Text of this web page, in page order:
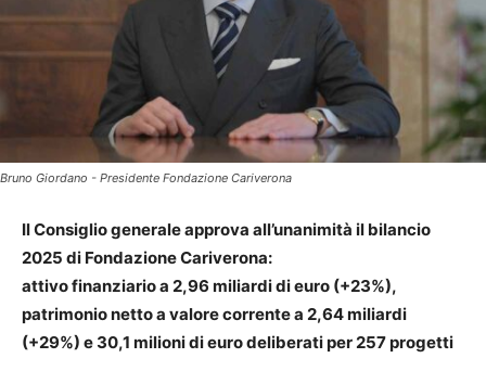
Bruno Giordano - Presidente Fondazione Cariverona
Il Consiglio generale approva all’unanimità il bilancio
2025 di Fondazione Cariverona:
attivo finanziario a 2,96 miliardi di euro (+23%),
patrimonio netto a valore correntea 2,64 miliardi
(+29%) e 30,1 milioni di euro deliberati per 257 progetti